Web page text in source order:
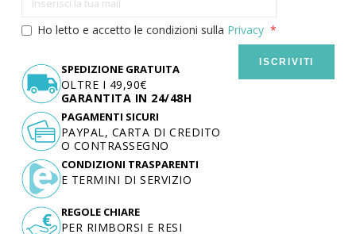
Ho letto e accetto le condizioni sulla Privacy
ISCRIVITI
SPEDIZIONE GRATUITA
OLTRE I 49,90€
GARANTITA IN 24/48H
PAGAMENTI SICURI
PAYPAL, CARTA DI CREDITO
O CONTRASSEGNO
CONDIZIONI TRASPARENTI
E TERMINI DI SERVIZIO
REGOLE CHIARE
PER RIMBORSI E RESI